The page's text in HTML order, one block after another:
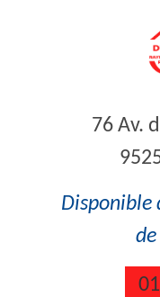
76 Av.
Disponible